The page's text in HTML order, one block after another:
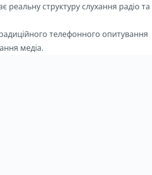
структуру слухання радіо та
телефонного опитування
медіа.